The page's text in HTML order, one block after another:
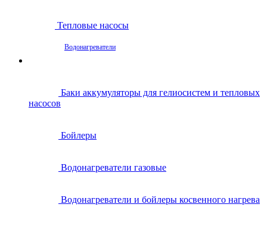
Тепловые насосы
Водонагреватели
Баки аккумуляторы для гелиосистем и тепловых
насосов
Бойлеры
Водонагреватели газовые
Водонагреватели и бойлеры косвенного нагрева